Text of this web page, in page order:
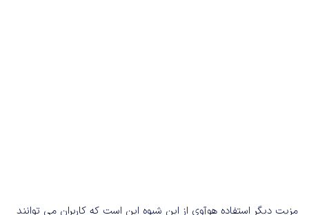
مزیت دیگر استفاده هوآوی از این شیوه این است که کاربران می توانند